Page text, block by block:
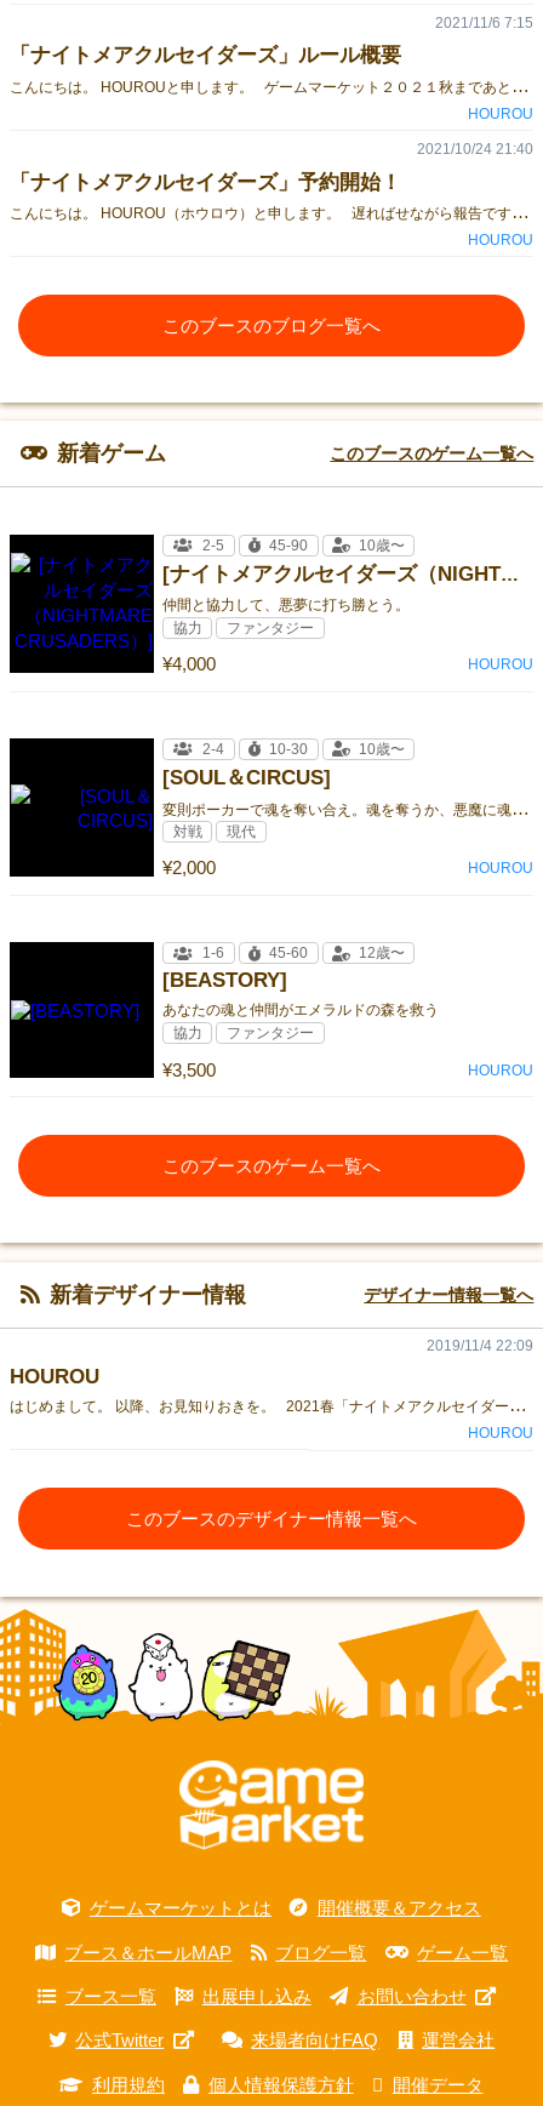
「ナイトメアクルセイダーズ」ルール概要
こ
んにちは。 HOUROUと申します。 ゲームマーケット２０２１秋まであと２週間ですね！ この時期になると、ワクワクが止まりません。 ご興味いただければ、皆様もぜひ【チ０３】ブースに足をお運びください！！ 本日は、ルール概要を公開します。ぜひご覧ください。 アクリル駒やキャラクターの可愛い見た目と裏腹に、戦略的な楽しさが味わえます。 マス目状での選択、仲間と協力してナイトメアを挟んだ時の達成感、自分だけのキャラクター成長、 ぜひ手に取って遊んでみてください。 皆様と会えるのを楽しみにしています。 それではまた。
2021/11/6 7:15
HOUROU
「ナイトメアクルセイダーズ」予約開始！
こ
んにちは。 HOUROU（ホウロウ）と申します。 遅ればせながら報告です！ ゲームマーケット２０２１秋も出展させていただきます！ 今回は新作「ナイトメアクルセイダーズ」（NIGHTMARE CRUSADERS）」を頒布予定です。 その概要をご紹介します。 また、本日より予約を開始しました。 ぜひ取り置き予約をご活用ください(^^） 予約はこちらのリンクより。 当日は1日目【チ03】ブースでお会いしましょう。 それではまた。
2021/10/24 21:40
HOUROU
このブースのブログ一覧へ
新着ゲーム このブースのゲーム一覧へ
[ナイトメアクルセイダーズ（NIGHTMARE CRUSADERS）]
仲間と協力して、悪夢に打ち勝とう。
¥4,000
2-5 45-90 10歳〜
協力 ファンタジー
HOUROU
[SOUL＆CIRCUS]
変
則ポーカーで魂を奪い合え。魂を奪うか、悪魔に魂を売るかはあなた次第。
¥2,000
2-4 10-30 10歳〜
対戦 現代
HOUROU
[BEASTORY]
あなたの魂と仲間がエメラルドの森を救う
¥3,500
1-6 45-60 12歳〜
協力 ファンタジー
HOUROU
このブースのゲーム一覧へ
新着デザイナー情報 デザイナー情報一覧へ
HOUROU
は
じめまして。 以降、お見知りおきを。 2021春「ナイトメアクルセイダーズ」 2020秋「SOUL＆CIRCUS」 2020春「BEASTORY」
2019/11/4 22:09
HOUROU
このブースのデザイナー情報一覧へ
ゲームマーケットとは 開催概要＆アクセス
ブース＆ホールMAP ブログ一覧 ゲーム一覧
ブース一覧 出展申し込み お問い合わせ
公式Twitter 来場者向けFAQ 運営会社
利用規約 個人情報保護方針 開催データ